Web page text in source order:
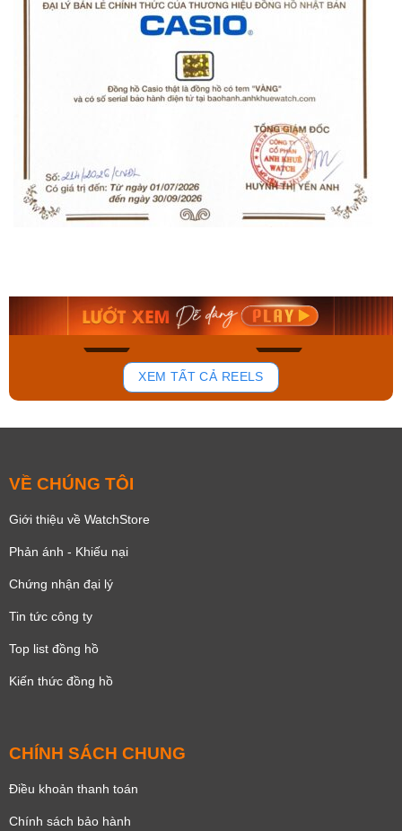
175
Mua ngay Mua ngay
XEM TẤT CẢ REELS
VỀ CHÚNG TÔI
Giới thiệu về WatchStore
Phản ánh - Khiếu nại
Chứng nhận đại lý
Tin tức công ty
Top list đồng hồ
Kiến thức đồng hồ
CHÍNH SÁCH CHUNG
Điều khoản thanh toán
Chính sách bảo hành